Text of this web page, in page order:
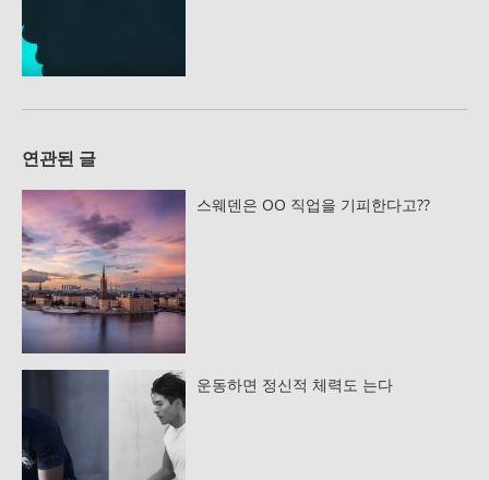
연관된 글
스웨덴은 OO 직업을 기피한다고??
운동하면 정신적 체력도 는다